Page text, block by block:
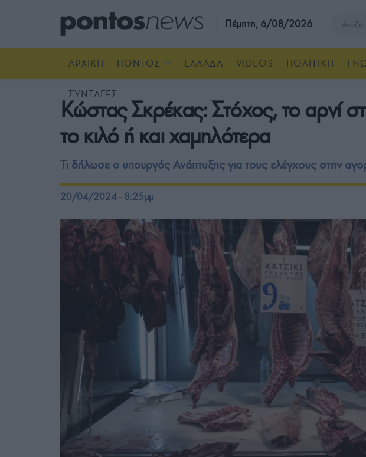
Πέμπτη, 6/08/2026
ΑΡΧΙΚΗ ΠΟΝΤΟΣ ΕΛΛΑΔΑ VIDEOS ΠΟΛΙΤΙΚΗ
ΣΥΝΤΑΓΕΣ
Κώστας Σκρέκας: Στόχος, το αρνί
το κιλό ή και χαμηλότερα
Τι δήλωσε ο υπουργός Ανάπτυξης για τους ελέγχους στην
20/04/2024 - 8:25μμ